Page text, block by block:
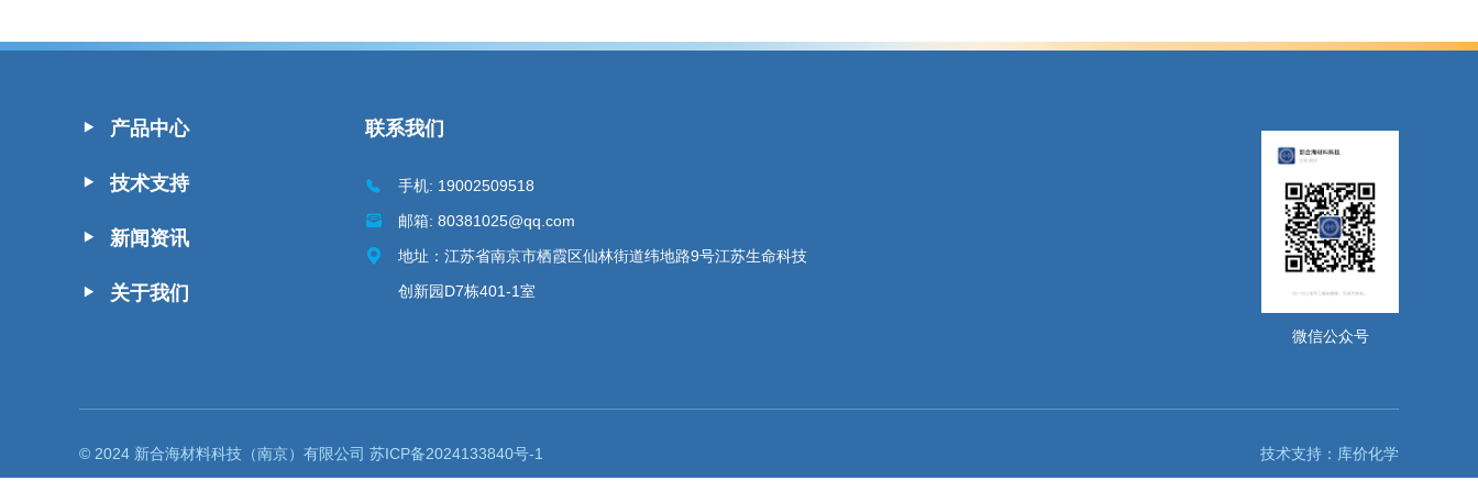
产品中心
技术支持
新闻资讯
关于我们
联系我们
手机: 19002509518
邮箱: 80381025@qq.com
地址：江苏省南京市栖霞区仙林街道纬地路9号江苏生命科技
创新园D7栋401-1室
微信公众号
© 2024 新合海材料科技（南京）有限公司 苏ICP备2024133840号-1 技术支持： 库价化学